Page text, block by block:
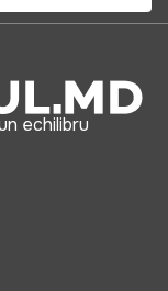
echilibru